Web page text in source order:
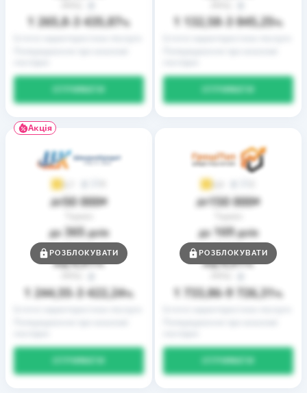
1 265,8 3 435,87% 1 132,58 3 845,25%
Акція
3,7
до50 000₴
до 365днів
Ставка
від0,01%
1 244,55– 3 422,24%
ОТРИМАТИ
РОЗБЛОКУВАТИ
3,9
до150 000₴
до 169днів
Ставка
від0,01%
1 733,86– 9 726,31%
ОТРИМАТИ
РОЗБЛОКУВАТИ